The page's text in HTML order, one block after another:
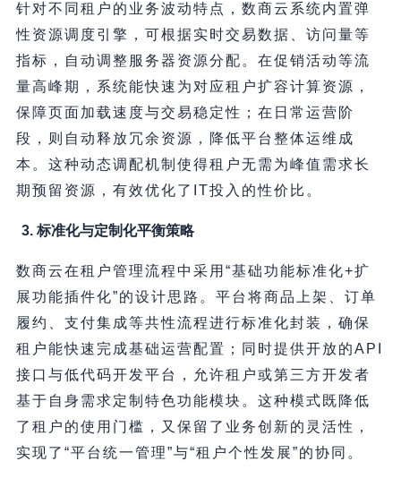
针对不同租户的业务波动特点，数商云系统内置弹
性资源调度引擎，可根据实时交易数据、访问量等
指标，自动调整服务器资源分配。在促销活动等流
量高峰期，系统能快速为对应租户扩容计算资源，
保障页面加载速度与交易稳定性；在日常运营阶
段，则自动释放冗余资源，降低平台整体运维成
本。这种动态调配机制使得租户无需为峰值需求长
期预留资源，有效优化了IT投入的性价比。
3. 标准化与定制化平衡策略
数商云在租户管理流程中采用“基础功能标准化+扩
展功能插件化”的设计思路。平台将商品上架、订单
履约、支付集成等共性流程进行标准化封装，确保
租户能快速完成基础运营配置；同时提供开放的API
接口与低代码开发平台，允许租户或第三方开发者
基于自身需求定制特色功能模块。这种模式既降低
了租户的使用门槛，又保留了业务创新的灵活性，
实现了“平台统一管理”与“租户个性发展”的协同。